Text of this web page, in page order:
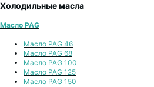
Холодильные масла
Масло PAG
Масло PAG 46
Масло PAG 68
Масло PAG 100
Масло PAG 125
Масло PAG 150